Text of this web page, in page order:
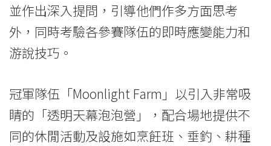
學
院
消
息
並作出深入提問，引導他們作多方面思考
外，同時考驗各參賽隊伍的即時應變能力和
游說技巧。
冠軍隊伍「Moonlight Farm」以引入非常吸
睛的「透明天幕泡泡營」，配合場地提供不
同的休閒活動及設施如烹飪班、垂釣、耕種